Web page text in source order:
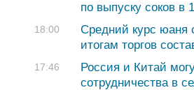
по выпуску соков в
18:00
Средний курс юаня
итогам торгов
17:46
Россия и Китай
сотрудничества в